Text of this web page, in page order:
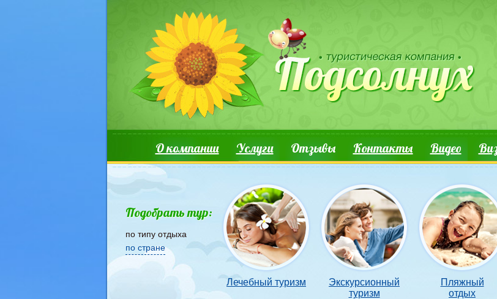
Основные ссылки
О компании Услуги Отзывы Контакты Видео
Подобрать тур:
по типу отдыха
по стране
Лечебный туризм
Экскурсионный
туризм
Пляжный
отдых